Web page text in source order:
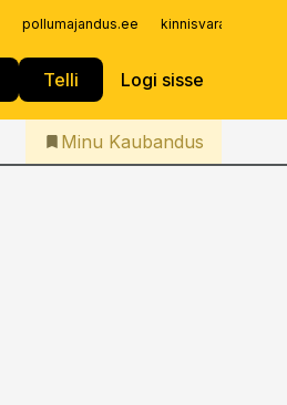
pollumajandus.ee
Telli Logi sisse
Iseteenindus
Telli Kaubandus
Minu Kaubandus